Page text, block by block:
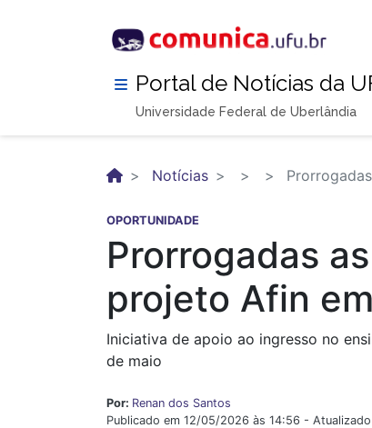
Portal de Notícias da
Universidade Federal de Uberlândia
Notícias
OPORTUNIDADE
Prorrogadas
projeto Afin
Iniciativa de apoio ao ingresso no
de maio
Por: Renan dos Santos
Publicado em 12/05/2026 às 14:56 -